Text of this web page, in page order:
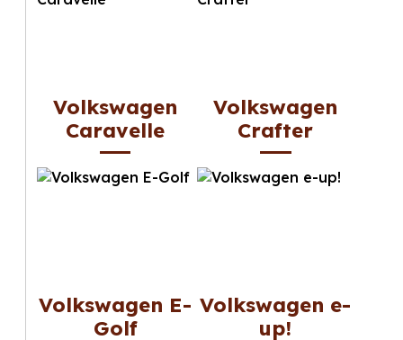
Volkswagen
Caravelle
Volkswagen
Crafter
Volkswagen E-
Golf
Volkswagen e-
up!